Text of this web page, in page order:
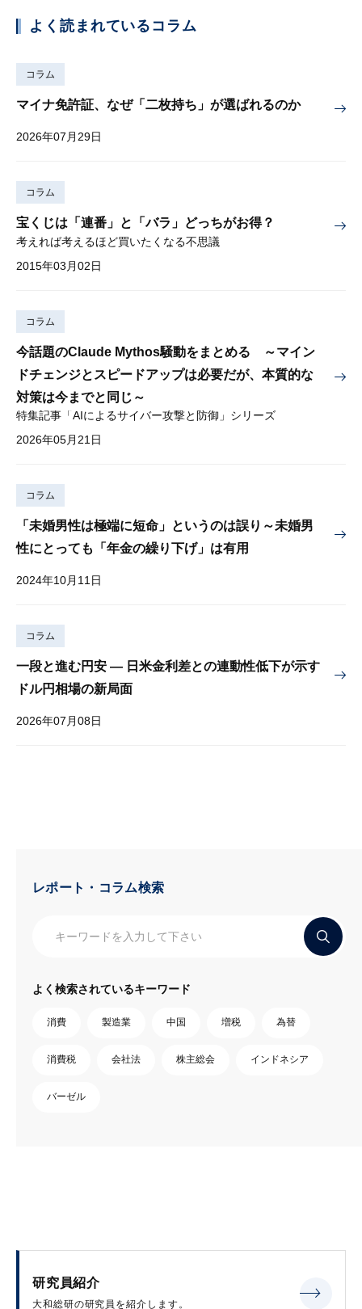
よく読まれているコラム
コラム
マイナ免許証、なぜ「二枚持ち」が選ばれるのか
2026年07月29日
コラム
宝くじは「連番」と「バラ」どっちがお得？
考えれば考えるほど買いたくなる不思議
2015年03月02日
コラム
今話題のClaude Mythos騒動をまとめる ～マイン
ドチェンジとスピードアップは必要だが、本質的な
対策は今までと同じ～
特集記事「AIによるサイバー攻撃と防御」シリーズ
2026年05月21日
コラム
「未婚男性は極端に短命」というのは誤り～未婚男
性にとっても「年金の繰り下げ」は有用
2024年10月11日
コラム
一段と進む円安 — 日米金利差との連動性低下が示す
ドル円相場の新局面
2026年07月08日
レポート・コラム検索
よく検索されているキーワード
消費 製造業 中国 増税 為替
消費税 会社法 株主総会 インドネシア
バーゼル
研究員紹介
大和総研の研究員を紹介します。